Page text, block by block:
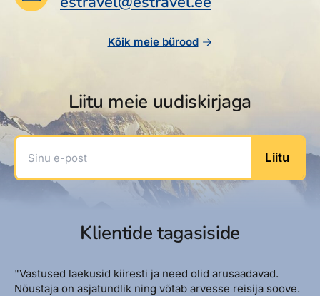
Reisitarvete e-pood
Kuldkaart
Platinum Club
Boonuspunktid
Meist
Kontaktid
Reisikonsultandi teenus
Tule tööle
Uudised
Kõik meie bürood
Liitu meie uudiskirjaga
Sinu e-post
Liitu
Klientide tagasiside
"Vastused laekusid kiiresti ja need olid arusaadavad.
Nõustaja on asjatundlik ning võtab arvesse reisija soove.